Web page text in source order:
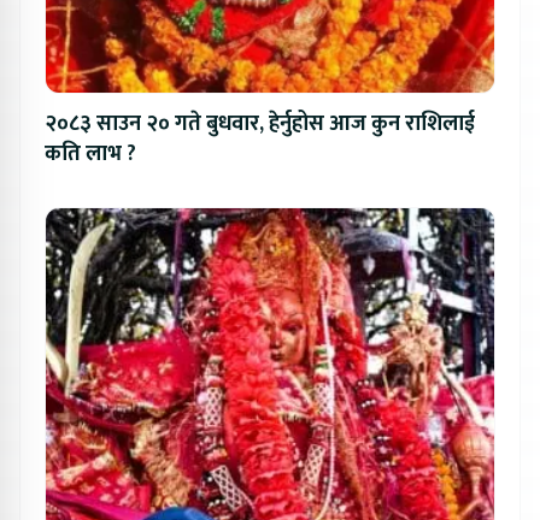
२०८३ साउन २० गते बुधवार, हेर्नुहोस आज कुन राशिलाई
कति लाभ ?